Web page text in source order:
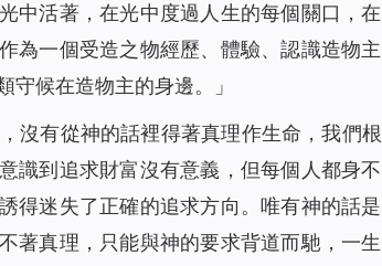
中活著，在光中度過人生的每個關口，
一個受造之物經歷、體驗、認識造物
守候在造物主的身邊。
」
沒有從神的話裡得著真理作生命，我們
識到追求財富沒有意義，但每個人都身
得迷失了正確的追求方向。唯有神的話
著真理，只能與神的要求背道而馳，一